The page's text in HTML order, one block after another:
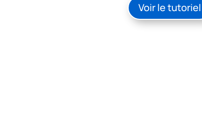
Voir le tutoriel